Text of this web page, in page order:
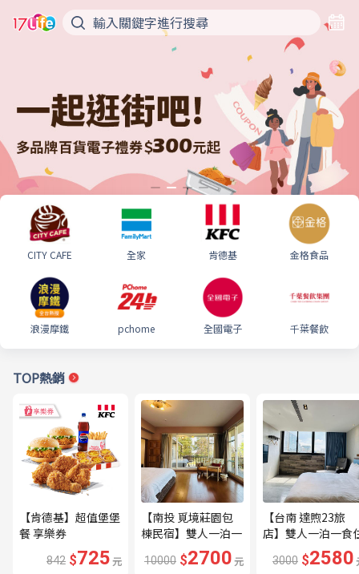
CITY CAFE 全家 肯德基 金格食品
浪漫摩鐵 pchome 全國電子 千葉餐飲
TOP熱銷
【肯德基】超值堡堡
餐 享樂券
842 $725元
【南投 覓境莊園包
棟民宿】雙人一泊一
食住宿券---🔥平日
贈下午茶、兩張券即
10000 $2700元
【台南 達煦23旅
店】雙人一泊一食
宿券---🔥近海安路
商圈🔥
3000 $2580